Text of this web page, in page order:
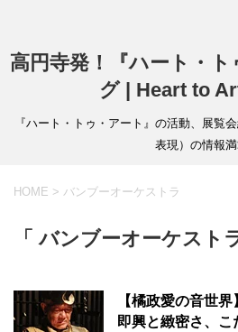
高円寺発！『ハート・
グ | Heart to
『ハート・トゥ・アート』の活動、展覧
表現）の情報
HOME > バンブーオーケストラ
「 バンブーオーケスト
【橘政愛の音世
即興と緻密さ、こ